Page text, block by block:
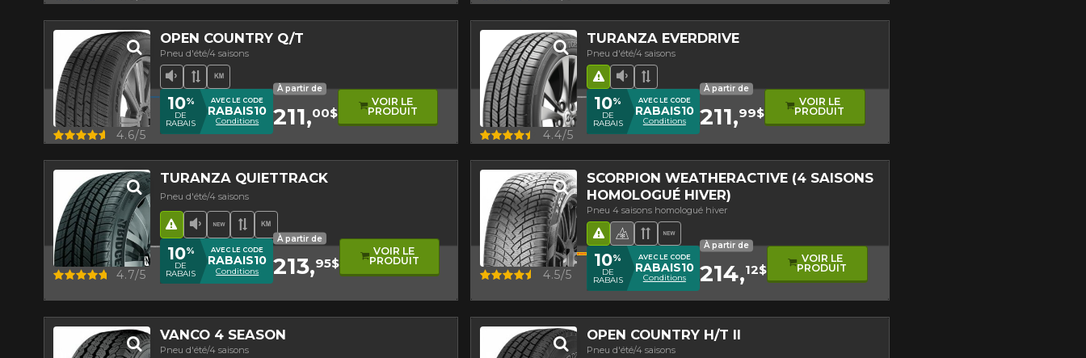
OPEN COUNTRY Q/T
Pneu d'été/4 saisons
Faible niveau sonore
Bande de roulement asymétrique
Haut kilométrage
Aperçu 4.6/5
10%
DE
RABAIS
AVEC LE CODE
RABAIS10
Conditions
À partir de
211,00$
VOIR LE
PRODUIT
TURANZA EVERDRIVE
Pneu d'été/4 saisons
Faible niveau sonore
Bande de roulement asymétrique
Hasard routier
Aperçu 4.4/5
10%
DE
RABAIS
AVEC LE CODE
RABAIS10
Conditions
À partir de
211,99$
VOIR LE
PRODUIT
TURANZA QUIETTRACK
Pneu d'été/4 saisons
Faible niveau sonore
Nouveau produit
Bande de roulement asymétrique
Haut kilométrage
Hasard routier
Aperçu 4.7/5
10%
DE
RABAIS
AVEC LE CODE
RABAIS10
Conditions
À partir de
213,95$
VOIR LE
PRODUIT
SCORPION WEATHERACTIVE (4 SAISONS
HOMOLOGUÉ HIVER)
Pneu 4 saisons homologué hiver
Bande de roulement directionnel
Pneu 4 saisons homologué hiver
Nouveau produit
Hasard routier
Aperçu 4.5/5
10%
DE
RABAIS
AVEC LE CODE
RABAIS10
Conditions
À partir de
214,12$
VOIR LE
PRODUIT
VANCO 4 SEASON
Pneu d'été/4 saisons
OPEN COUNTRY H/T II
Pneu d'été/4 saisons